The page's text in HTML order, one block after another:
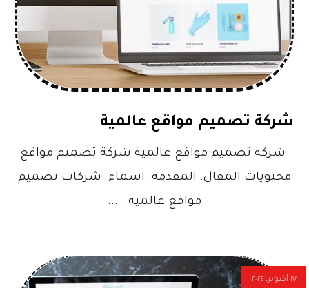
شركة تصميم مواقع عالمية
شركة تصميم مواقع عالمية شركة تصميم مواقع
محتويات المقال: المقدمة. اسماء شركات تصميم
مواقع عالمية . ...
١٧ أكتوبر، ٢٠٢٤